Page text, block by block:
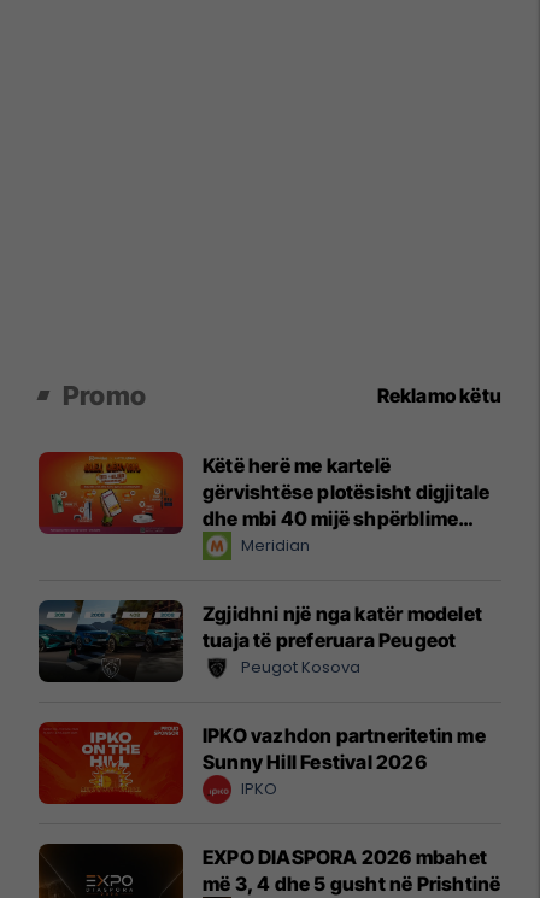
Promo Reklamo këtu
Këtë herë me kartelë
gërvishtëse plotësisht digjitale
dhe mbi 40 mijë shpërblime
instant!Meridian
Zgjidhni një nga katër modelet
tuaja të preferuara Peugeot
Peugot Kosova
IPKO vazhdon partneritetin me
Sunny Hill Festival 2026
IPKO
EXPO DIASPORA 2026 mbahet
më 3, 4 dhe 5 gusht në Prishtinë